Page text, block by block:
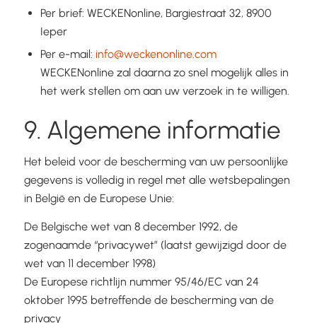
Per brief: WECKENonline, Bargiestraat 32, 8900
Ieper
Per e-mail: info@weckenonline.com
WECKENonline zal daarna zo snel mogelijk alles in
het werk stellen om aan uw verzoek in te willigen.
9. Algemene informatie
Het beleid voor de bescherming van uw persoonlijke
gegevens is volledig in regel met alle wetsbepalingen
in België en de Europese Unie:
De Belgische wet van 8 december 1992, de
zogenaamde “privacywet” (laatst gewijzigd door de
wet van 11 december 1998)
De Europese richtlijn nummer 95/46/EC van 24
oktober 1995 betreffende de bescherming van de
privacy